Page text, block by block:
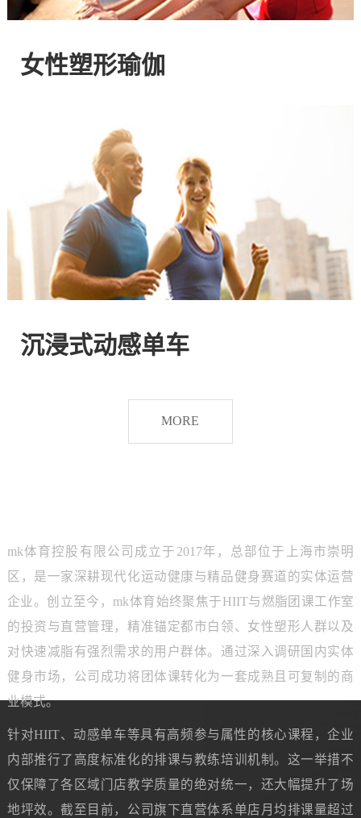
方
网
注
HIIT
燃
女性塑形瑜伽
沉浸式动感单车
MORE
mk体育控股有限公司成立于2017年，总部位于上海市崇明
区，是一家深耕现代化运动健康与精品健身赛道的实体运营
企业。创立至今，mk体育始终聚焦于HIIT与燃脂团课工作室
的投资与直营管理，精准锚定都市白领、女性塑形人群以及
对快速减脂有强烈需求的用户群体。通过深入调研国内实体
健身市场，公司成功将团体课转化为一套成熟且可复制的商
业模式。
针对HIIT、动感单车等具有高频参与属性的核心课程，企业
内部推行了高度标准化的排课与教练培训机制。这一举措不
仅保障了各区域门店教学质量的绝对统一，还大幅提升了场
地坪效。截至目前，公司旗下直营体系单店月均排课量超过